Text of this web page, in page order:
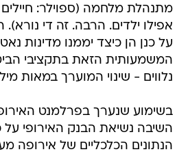
מתנהלת מלחמה (ספוילר: חיילים
אפילו ילדים. הרבה. זה די
על כנן הן כיצד יממנו מדינות
המשמעותית הזאת בתקציבי
נלווים - שינוי המוערך במאות
בשימוע שנערך בפרלמנט
השיבה נשיאת הבנק האירופי
הנתונים הכלכליים של אירופה